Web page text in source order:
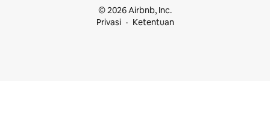
© 2026 Airbnb, Inc.
Privasi
Ketentuan